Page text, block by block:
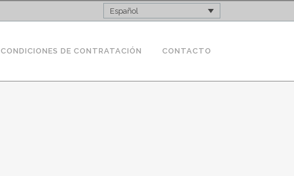
Español
CONDICIONES DE CONTRATACIÓN CONTACTO